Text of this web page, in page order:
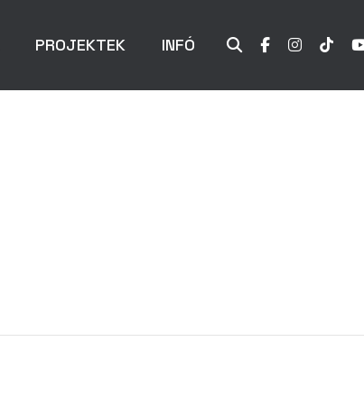
PROJEKTEK INFÓ